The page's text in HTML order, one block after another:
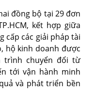
đồng bộ tại 29 đơn
kết hợp giữa
cấp các giải pháp tài
hộ kinh doanh được
chuyển đổi từ
tới vận hành minh
và phát triển bền